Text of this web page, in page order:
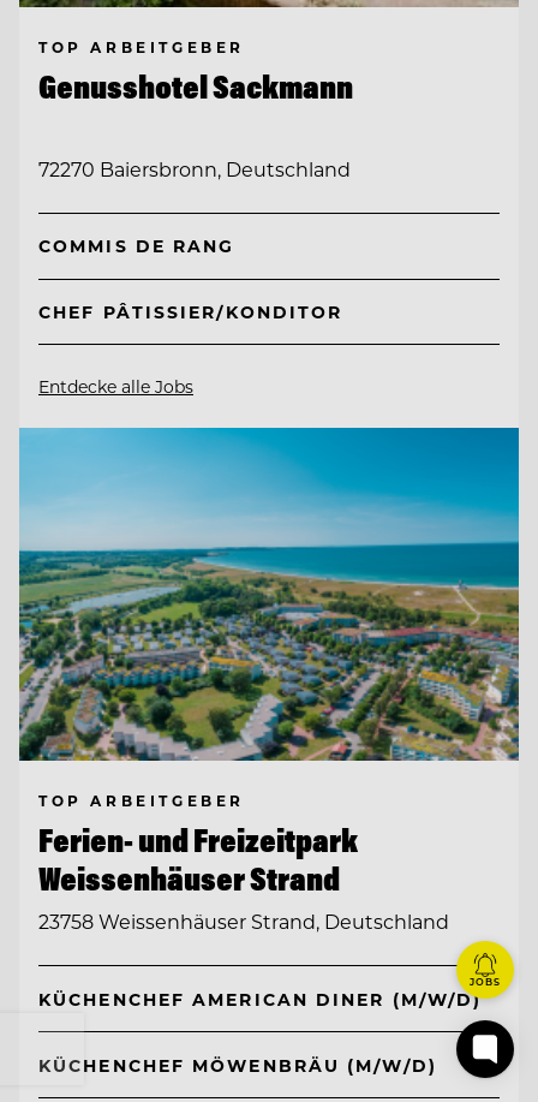
TOP ARBEITGEBER
Genusshotel Sackmann
72270 Baiersbronn, Deutschland
COMMIS DE RANG
CHEF PÂTISSIER/KONDITOR
Entdecke alle Jobs
TOP ARBEITGEBER
Ferien- und Freizeitpark
Weissenhäuser Strand
23758 Weissenhäuser Strand, Deutschland
KÜCHENCHEF AMERICAN DINER (M/W/D)
KÜCHENCHEF MÖWENBRÄU (M/W/D)
JOBS